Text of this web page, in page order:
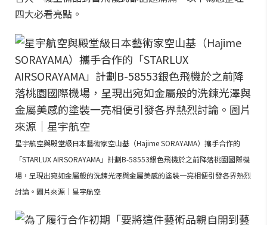
四大必看亮點。
星宇航空與殿堂級日本藝術家空山基（Hajime SORAYAMA）攜手合作的
「STARLUX AIRSORAYAMA」計劃B-58553銀色飛機於之前降落桃園國際機
場，呈現出宛如金屬般的洗鍊光澤與金屬美感的塗裝一亮相便引發各界熱烈
討論。圖片來源｜星宇航空